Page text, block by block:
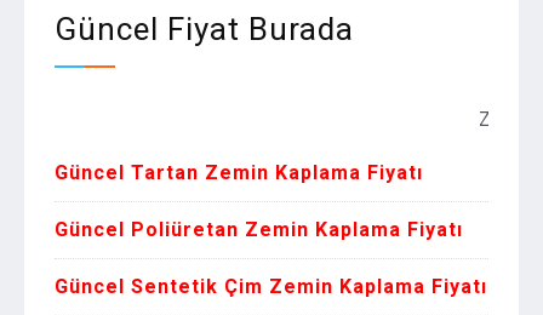
Güncel Fiyat Burada
Zemin
Güncel Tartan Zemin Kaplama Fiyatı
Güncel Poliüretan Zemin Kaplama Fiyatı
Güncel Sentetik Çim Zemin Kaplama Fiyatı